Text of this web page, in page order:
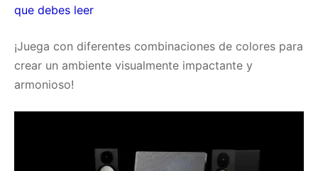
que debes leer
¡Juega con diferentes combinaciones de colores para
crear un ambiente visualmente impactante y
armonioso!